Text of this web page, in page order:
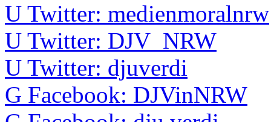
U Twitter: medienmoralnrw
U Twitter: DJV_NRW
U Twitter: djuverdi
G Facebook: DJVinNRW